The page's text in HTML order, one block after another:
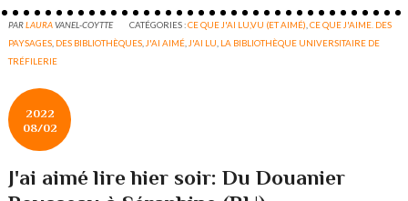
PARLAURAVANEL-COYTTE CATÉGORIES :CE QUE J'AI LU,VU (ET AIMÉ) ,CE QUE J'AIME. DES
PAYSAGES DES BIBLIOTHÈQUES J'AI AIMÉ J'AI LU LA BIBLIOTHÈQUE UNIVERSITAIRE DE
TRÉFILERIE
2022
08/02
J'ai aimé lire hier soir: Du Douanier